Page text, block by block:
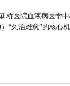
桥医院血液病医学
“久治难愈”的核心